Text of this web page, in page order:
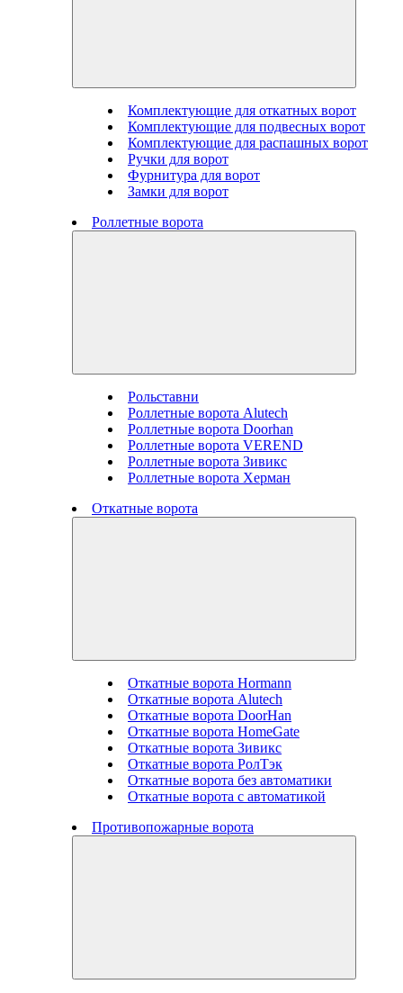
Комплектующие для откатных ворот
Комплектующие для подвесных ворот
Комплектующие для распашных ворот
Ручки для ворот
Фурнитура для ворот
Замки для ворот
Роллетные ворота
Рольставни
Роллетные ворота Alutech
Роллетные ворота Doorhan
Роллетные ворота VEREND
Роллетные ворота Зивикс
Роллетные ворота Херман
Откатные ворота
Откатные ворота Hormann
Откатные ворота Alutech
Откатные ворота DoorHan
Откатные ворота HomeGate
Откатные ворота Зивикс
Откатные ворота РолТэк
Откатные ворота без автоматики
Откатные ворота с автоматикой
Противопожарные ворота